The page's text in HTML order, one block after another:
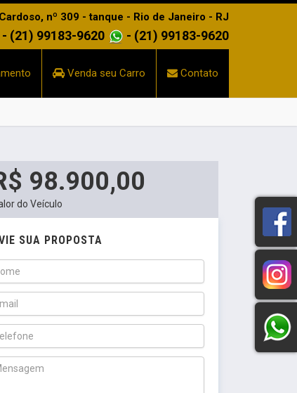
nº 309 - tanque - Rio de Janeiro - RJ
- (21) 99183-9620 - (21) 99183-9620
Venda seu Carro Contato
98.900,00
do Veículo
SUA PROPOSTA